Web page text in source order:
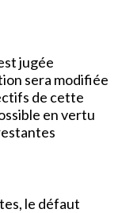
jugée
sera modifiée
de cette
en vertu
le défaut